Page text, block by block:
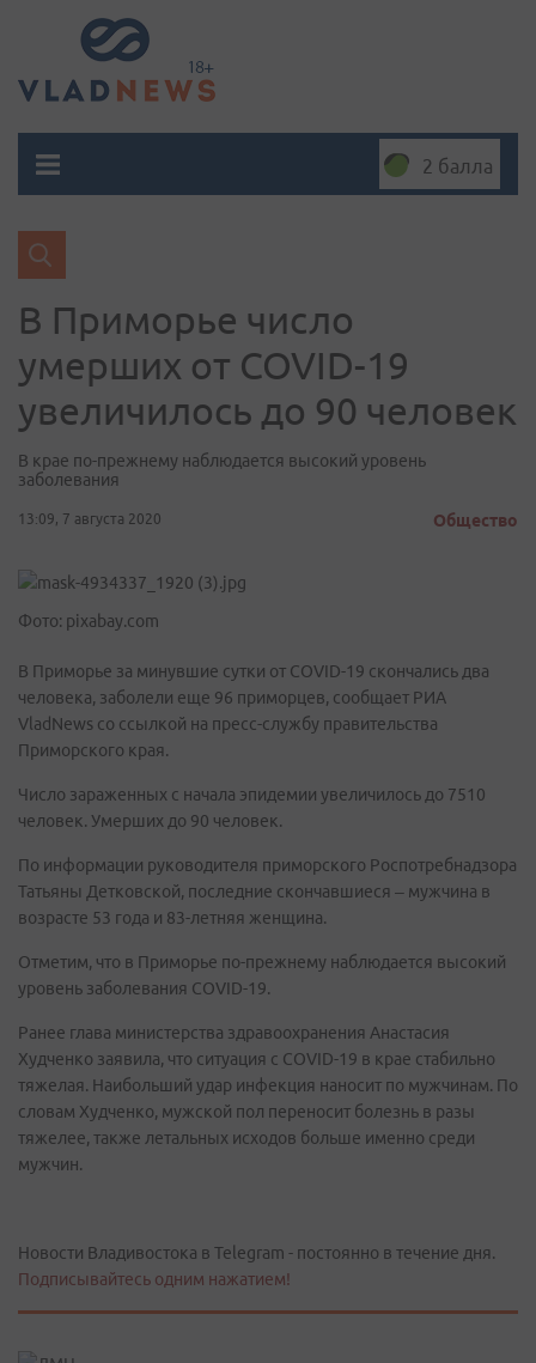
2 балла
В Приморье число
умерших от COVID-19
увеличилось до 90 человек
В крае по-прежнему наблюдается высокий уровень
заболевания
13:09, 7 августа 2020 Общество
Фото: pixabay.com
В Приморье за минувшие сутки от COVID-19 скончались два
человека, заболели еще 96 приморцев, сообщает РИА
VladNews со ссылкой на пресс-службу правительства
Приморского края.
Число зараженных с начала эпидемии увеличилось до 7510
человек. Умерших до 90 человек.
По информации руководителя приморского Роспотребнадзора
Татьяны Детковской, последние скончавшиеся – мужчина в
возрасте 53 года и 83-летняя женщина.
Отметим, что в Приморье по-прежнему наблюдается высокий
уровень заболевания COVID-19.
Ранее глава министерства здравоохранения Анастасия
Худченко заявила, что ситуация с COVID-19 в крае стабильно
тяжелая. Наибольший удар инфекция наносит по мужчинам. По
словам Худченко, мужской пол переносит болезнь в разы
тяжелее, также летальных исходов больше именно среди
мужчин.
Новости Владивостока в Telegram - постоянно в течение дня.
Подписывайтесь одним нажатием!